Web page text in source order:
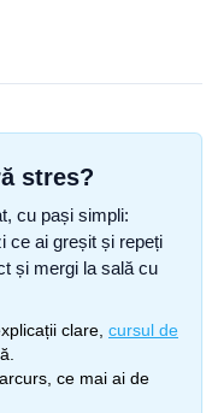
stres?
cu pași simpli:
ce ai greșit și repeți
și mergi la sală cu
clare, cursul de
ce mai ai de